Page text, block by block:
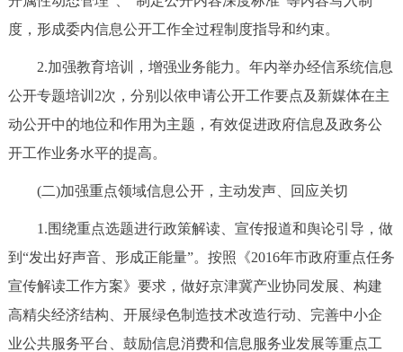
度，形成委内信息公开工作全过程制度指导和约束。
2.加强教育培训，增强业务能力。年内举办经信系统信息
公开专题培训2次，分别以依申请公开工作要点及新媒体在主
动公开中的地位和作用为主题，有效促进政府信息及政务公
开工作业务水平的提高。
(二)加强重点领域信息公开，主动发声、回应关切
1.围绕重点选题进行政策解读、宣传报道和舆论引导，做
到“发出好声音、形成正能量”。按照《2016年市政府重点任务
宣传解读工作方案》要求，做好京津冀产业协同发展、构建
高精尖经济结构、开展绿色制造技术改造行动、完善中小企
业公共服务平台、鼓励信息消费和信息服务业发展等重点工